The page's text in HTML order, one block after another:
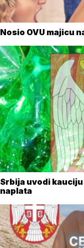
Nosio OVU majicu
Srbija uvodi
naplata